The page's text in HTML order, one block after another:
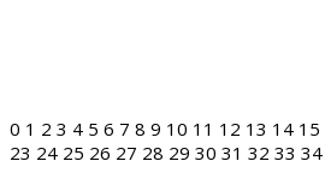
0 1 2 3 4 5 6 7 8 9 10 11 12 13 14 15
23 24 25 26 27 28 29 30 31 32 33 34